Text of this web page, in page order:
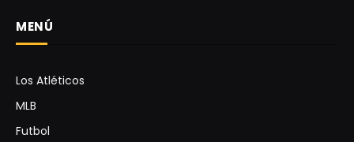
MENÚ
Los Atléticos
MLB
Futbol